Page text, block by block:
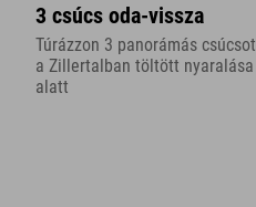
3 csúcs oda-vissza
Túrázzon 3 panorámás csúcsot
a Zillertalban töltött nyaralása
alatt